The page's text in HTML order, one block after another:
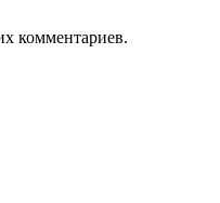
комментариев.